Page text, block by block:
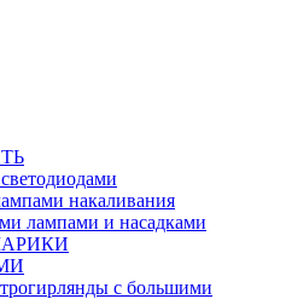
накаливания
лампами и насадками
с большими